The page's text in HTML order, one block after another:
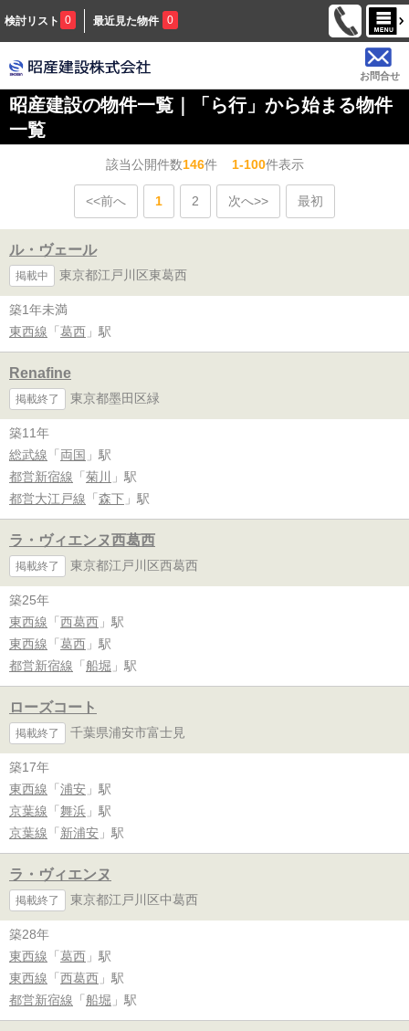
検討リスト 0 最近見た物件 0
お問合せ
昭産建設の物件一覧｜「ら行」から始まる物件
一覧
該当公開件数146件1-100件表示
<<前へ 1 2 次へ>> 最初
ル・ヴェール
掲載中 東京都江戸川区東葛西
築1年未満
東西線 「 葛西 」駅
Renafine
掲載終了 東京都墨田区緑
築11年
総武線 「 両国 」駅
都営新宿線 「 菊川
」駅
都営大江戸線 「 森下 」駅
ラ・ヴィエンヌ西葛西
掲載終了 東京都江戸川区西葛西
築25年
東西線 「 西葛西 」駅
東西線 「 葛西 」駅
都営新宿線 「 船堀 」駅
ローズコート
掲載終了 千葉県浦安市富士見
築17年
東西線 「 浦安 」駅
京葉線 「 舞浜 」駅
京葉線 「 新浦安 」駅
ラ・ヴィエンヌ
掲載終了 東京都江戸川区中葛西
築28年
東西線 「 葛西 」駅
東西線 「 西葛西 」駅
都営新宿線 「 船堀 」駅